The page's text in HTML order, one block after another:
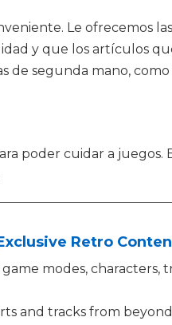
Le ofrecemos
y que los artículos
de segunda mano,
poder cuidar a
Retro
modes, characters,
and tracks from